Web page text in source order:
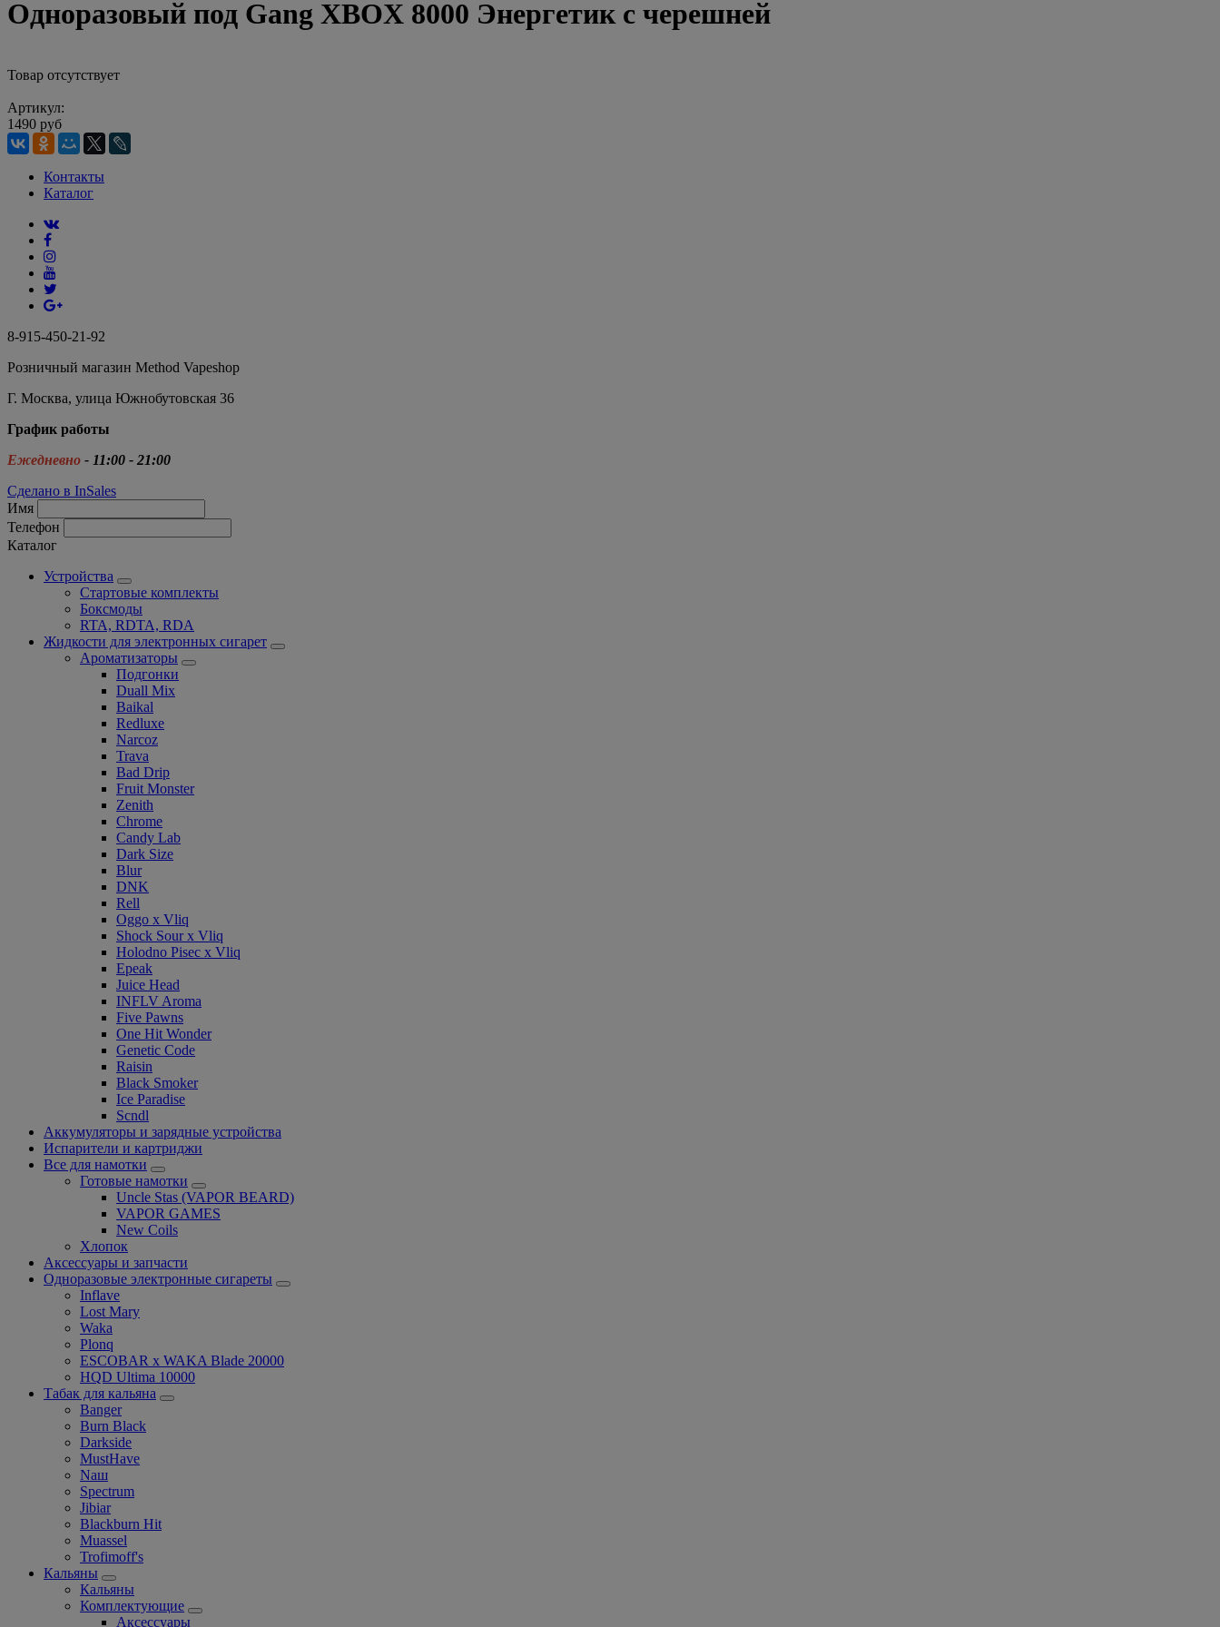
Одноразовый под Gang XBOX 8000 Энергетик с черешней
Товар отсутствует
Артикул:
1490 руб
Контакты
Каталог
8-915-450-21-92
Розничный магазин Method Vapeshop
Г. Москва, улица Южнобутовская 36
График работы
Ежедневно - 11:00 - 21:00
Сделано в InSales
Имя
Телефон
Каталог
Устройства
Стартовые комплекты
Боксмоды
RTA, RDTA, RDA
Жидкости для электронных сигарет
Ароматизаторы
Подгонки
Duall Mix
Baikal
Redluxe
Narcoz
Trava
Bad Drip
Fruit Monster
Zenith
Chrome
Candy Lab
Dark Size
Blur
DNK
Rell
Oggo x Vliq
Shock Sour x Vliq
Holodno Pisec x Vliq
Epeak
Juice Head
INFLV Aroma
Five Pawns
One Hit Wonder
Genetic Code
Raisin
Black Smoker
Ice Paradise
Scndl
Аккумуляторы и зарядные устройства
Испарители и картриджи
Все для намотки
Готовые намотки
Uncle Stas (VAPOR BEARD)
VAPOR GAMES
New Coils
Хлопок
Аксессуары и запчасти
Одноразовые электронные сигареты
Inflave
Lost Mary
Waka
Plonq
ESCOBAR x WAKA Blade 20000
HQD Ultima 10000
Табак для кальяна
Banger
Burn Black
Darkside
MustHave
Nаш
Spectrum
Jibiar
Blackburn Hit
Muassel
Trofimoff's
Кальяны
Кальяны
Комплектующие
Аксессуары